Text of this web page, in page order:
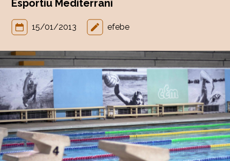
Esportiu Mediterrani
15/01/2013 efebe